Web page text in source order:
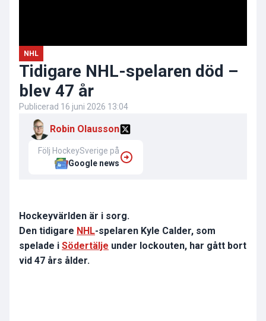
NHL
Tidigare NHL-spelaren död –
blev 47 år
Publicerad 16 juni 2026 13:04
Robin Olausson
Följ HockeySverige på
Google news
Hockeyvärlden är i sorg.
Den tidigare NHL-spelaren Kyle Calder, som
spelade i Södertälje under lockouten, har gått bort
vid 47 års ålder.